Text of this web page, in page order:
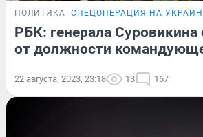
ПОЛИТИКА СПЕЦОПЕРАЦИЯ НА
РБК: генерала Суровикина
от должности
22 августа, 2023, 23:18 13 167